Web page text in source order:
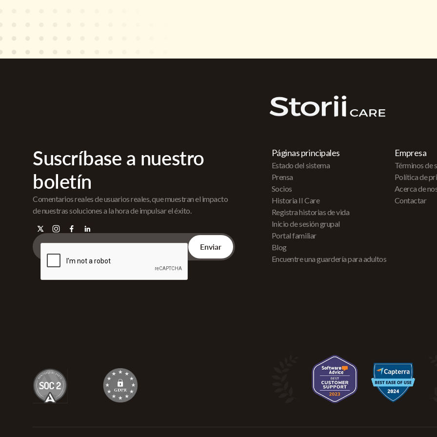
Suscríbase a nuestro
boletín
Comentarios reales de usuarios reales, que muestran el impacto
de nuestras soluciones a la hora de impulsar el éxito.
Páginas principales
Estado del sistema
Prensa
Socios
Historia II Care
Registra historias de vida
Inicio de sesión grupal
Portal familiar
Blog
Encuentre una guardería para adultos
Empresa
Términos de
Política de
Acerca de
Contactar